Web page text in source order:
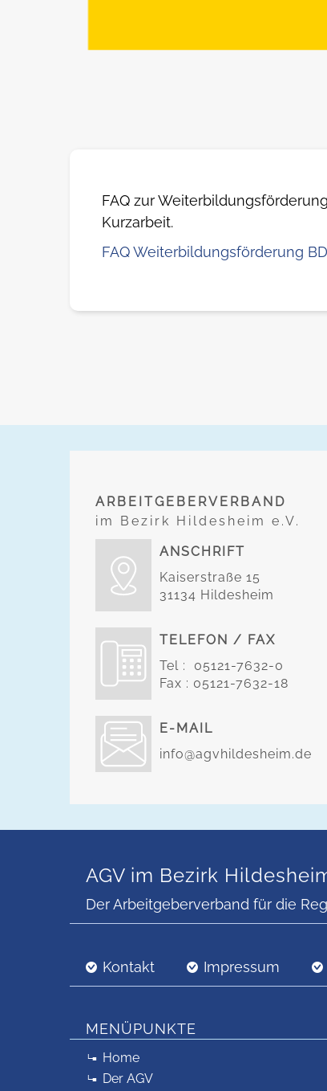
FAQ zur
Kurzarbeit.
FAQ Weiterbildungsförderung
ARBEITGEBERVERBAND
im Bezirk Hildesheim e.V.
ANSCHRIFT
Kaiserstraße 15
31134 Hildesheim
TELEFON / FAX
Tel : 05121-7632-0
Fax : 05121-7632-18
E-MAIL
info@agvhildesheim.de
AGV im Bezirk
Der Arbeitgeberverband für die
Kontakt Impressum
MENÜPUNKTE
Home
Der AGV